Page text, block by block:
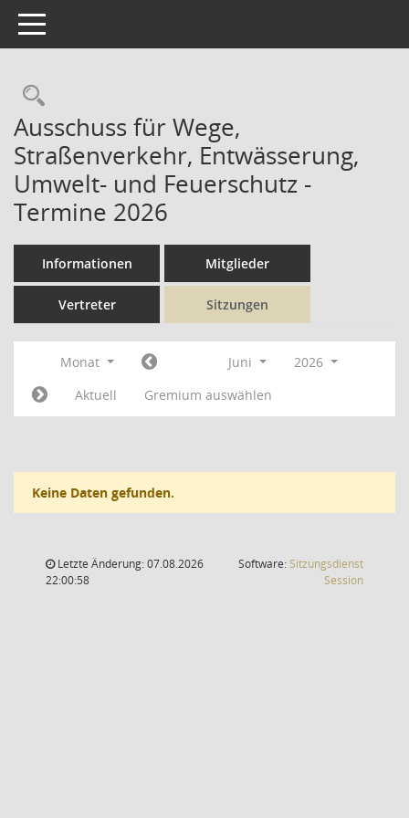
Toggle navigation
Rechercheauswahl
Ausschuss für Wege,
Straßenverkehr, Entwässerung,
Umwelt- und Feuerschutz -
Termine 2026
Informationen Mitglieder
Vertreter Sitzungen
Monat Juni
2026
Aktuell
Gremium auswählen
Keine Daten gefunden.
Letzte Änderung: 07.08.2026
22:00:58
Software:Sitzungsdienst
Session(Wird in